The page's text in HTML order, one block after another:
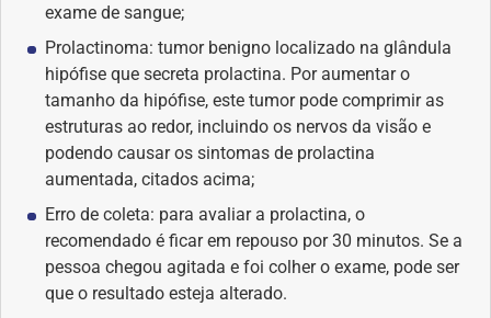
Síndrome de Down
Sono
SUS
Urgências
exame de sangue;
Prolactinoma: tumor benigno localizado na glândula
hipófise que secreta prolactina. Por aumentar o
tamanho da hipófise, este tumor pode comprimir as
estruturas ao redor, incluindo os nervos da visão e
podendo causar os sintomas de prolactina
aumentada, citados acima;
Erro de coleta: para avaliar a prolactina, o
recomendado é ficar em repouso por 30 minutos. Se a
pessoa chegou agitada e foi colher o exame, pode ser
que o resultado esteja alterado.